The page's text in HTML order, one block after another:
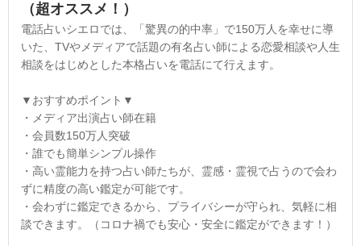
（超オススメ！）
電話占いシエロでは、「驚異の的中率」で150万人を幸せに導
いた、TVやメディアで話題の有名占い師による恋愛相談や人生
相談をはじめとした本格占いを電話にて行えます。
▼おすすめポイント▼
・メディア出演占い師在籍
・会員数150万人突破
・誰でも簡単シンプル操作
・高い霊能力を持つ占い師たちが、霊感・霊視で占うので会わ
ずに精度の高い鑑定が可能です。
・会わずに鑑定できるから、プライバシーが守られ、気軽に相
談できます。（コロナ禍でも安心・安全に鑑定ができます！）